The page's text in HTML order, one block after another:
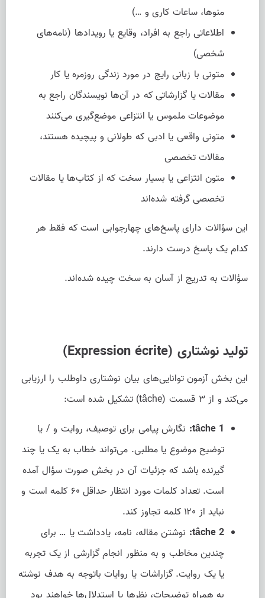
منوها، ساعات کاری و …)
اطلاعاتی راجع به افراد، وقایع یا رویدادها (نامه‌های
شخصی)
متونی با زبانی رایج در مورد زندگی روزمره یا کار
مقالات یا گزارشاتی که در آن‌ها نویسندگان راجع به
موضوعات ملموس یا انتزاعی موضع‌گیری می‌کنند
متونی واقعی یا ادبی که طولانی و پیچیده هستند،
مقالات تخصصی
متون انتزاعی یا بسیار سخت که از کتاب‌ها یا مقالات
تخصصی گرفته شده‌اند
این سؤالات دارای پاسخ‌های چهارجوابی است که فقط هر
کدام یک پاسخ درست دارند.
سؤالات به تدریج از آسان به سخت چیده شده‌اند.
تولید نوشتاری (Expression écrite)
این بخش آزمون توانایی‌های بیان نوشتاری داوطلب را ارزیابی
می‌کند و از ۳ قسمت (tâche) تشکیل شده است:
tâche 1: نگارش پیامی برای توصیف، روایت و / یا
توضیح موضوع یا مطلبی. می‌تواند خطاب به یک یا چند
گیرنده باشد که جزئیات آن در بخش صورت سؤال آمده
است. تعداد کلمات مورد انتظار حداقل ۶۰ کلمه است و
نباید از ۱۲۰ کلمه تجاوز کند.
tâche 2: نوشتن مقاله، نامه، یادداشت یا … برای
چندین مخاطب و به منظور انجام گزارشی از یک تجربه
یا یک روایت. گزاراشات یا روایات باتوجه به هدف نوشته
به همراه توضیحات، نظرها یا استدلال‌ها خواهند بود